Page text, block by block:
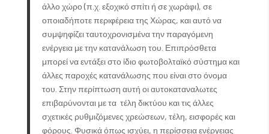
άλλο χώρο (π.χ. εξοχικό σπίτι ή σε χωράφι), σε
οποιαδήποτε περιφέρεια της Χώρας, και αυτό να
συμψηφίζει ταυτοχρονισμένα την παραγόμενη
ενέργεια με την κατανάλωση του. Επιπρόσθετα
μπορεί να εντάξει στο ίδιο φωτοβολταϊκό σύστημα και
άλλες παροχές κατανάλωσης που είναι στο όνομα
του. Στην περίπτωση αυτή οι αυτοκαταναλωτες
επιβαρύνονται με τα τέλη δικτύου και τις άλλες
σχετικές ρυθμιζόμενες χρεώσεων, τέλη, εισφορές και
φόρους. Φυσικά όπως ισχύει, η περίσσεια ενέργειας